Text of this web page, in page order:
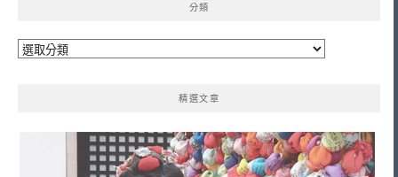
分類
分
精選文章